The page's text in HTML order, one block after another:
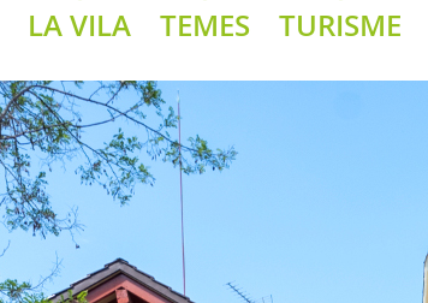
LA VILA TEMES TURISME